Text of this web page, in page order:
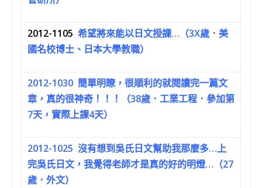
2012-1105 希望將來能以日文授課…（3X歲．美
國名校博士、日本大學教職）
2012-1030 簡單明瞭，很順利的就閱讀完一篇文
章，真的很神奇！！！（38歲．工業工程．參加第
7天，實際上課4天）
2012-1025 沒有想到吳氏日文幫助我那麼多…上
完吳氏日文，我覺得老師才是真的好的明燈…（27
歲．外文）